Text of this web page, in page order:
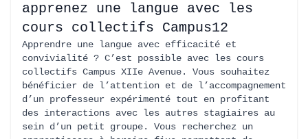
apprenez une langue avec les
cours collectifs Campus12
Apprendre une langue avec efficacité et
convivialité ? C’est possible avec les cours
collectifs Campus XIIe Avenue. Vous souhaitez
bénéficier de l’attention et de l’accompagnement
d’un professeur expérimenté tout en profitant
des interactions avec les autres stagiaires au
sein d’un petit groupe. Vous recherchez un